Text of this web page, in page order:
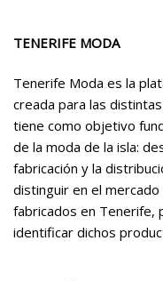
TENERIFE MODA
Tenerife Moda es la
creada para las
tiene como objetivo
de la moda de la isla:
fabricación y la
distinguir en el
fabricados en Tenerife,
identificar dichos